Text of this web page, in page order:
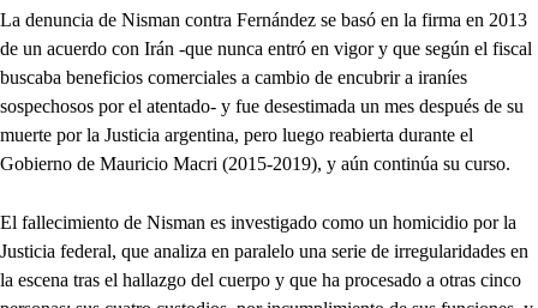
La denuncia de Nisman contra Fernández se basó en la firma en 2013
de un acuerdo con Irán -que nunca entró en vigor y que según el fiscal
buscaba beneficios comerciales a cambio de encubrir a iraníes
sospechosos por el atentado- y fue desestimada un mes después de su
muerte por la Justicia argentina, pero luego reabierta durante el
Gobierno de Mauricio Macri (2015-2019), y aún continúa su curso.
El fallecimiento de Nisman es investigado como un homicidio por la
Justicia federal, que analiza en paralelo una serie de irregularidades en
la escena tras el hallazgo del cuerpo y que ha procesado a otras cinco